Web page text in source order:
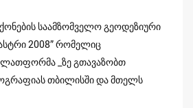
საამზომველო გეოდეზიური
2008” რომელიც
_ზე გთავაზობთ
თბილისში და მთელს